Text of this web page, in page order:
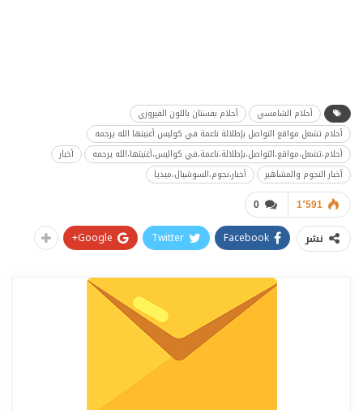
أحلام الشامسي
أحلام بفستان باللون الفيروزي
أحلام تشعل مواقع التواصل بإطلالة ناعمة في كوليس أغنيتها الله يرحمه
أحلام،تشعل،مواقع،التواصل،بإطلالة،ناعمة،في كواليس،أغنيتها،الله يرحمه
أخبار
أخبار النجوم والمشاهير
أخبار،نجوم،السوشيال،ميديا
0 1٬591
نشر Facebook
Twitter
Google+